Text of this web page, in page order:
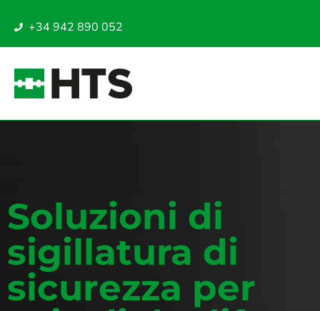
+34 942 890 052
Soluzioni di
sigillatura di
sicurezza per